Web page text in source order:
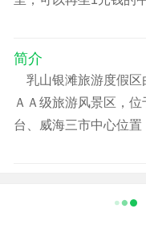
简介
乳山银滩旅游度假区
ＡＡ级旅游风景区，
台、威海三市中心位置
林、河俱全。绵延20